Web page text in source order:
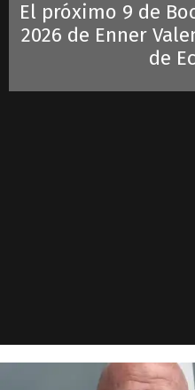
El próximo 9 de
2026 de Enner
de